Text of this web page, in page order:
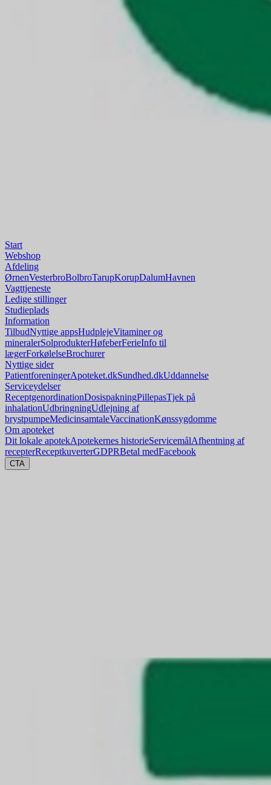
Start
Webshop
Afdeling
ØrnenVesterbroBolbroTarupKorupDalumHavnen
Vagttjeneste
Ledige stillinger
Studieplads
Information
TilbudNyttige appsHudplejeVitaminer og
mineralerSolprodukterHøfeberFerieInfo til
lægerForkølelseBrochurer
Nyttige sider
PatientforeningerApoteket.dkSundhed.dkUddannelse
Serviceydelser
ReceptgenordinationDosispakningPillepasTjek på
inhalationUdbringningUdlejning af
brystpumpeMedicinsamtaleVaccinationKønssygdomme
Om apoteket
Dit lokale apotekApotekernes historieServicemålAfhentning af
recepterReceptkuverterGDPRBetal medFacebook
CTA